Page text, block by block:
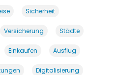
Sicherheit
Versicherung Städte
Einkaufen Ausflug
Digitalisierung